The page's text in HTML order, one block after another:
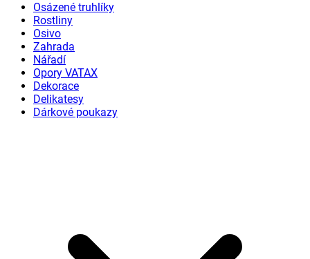
Osázené truhlíky
Rostliny
Osivo
Zahrada
Nářadí
Opory VATAX
Dekorace
Delikatesy
Dárkové poukazy